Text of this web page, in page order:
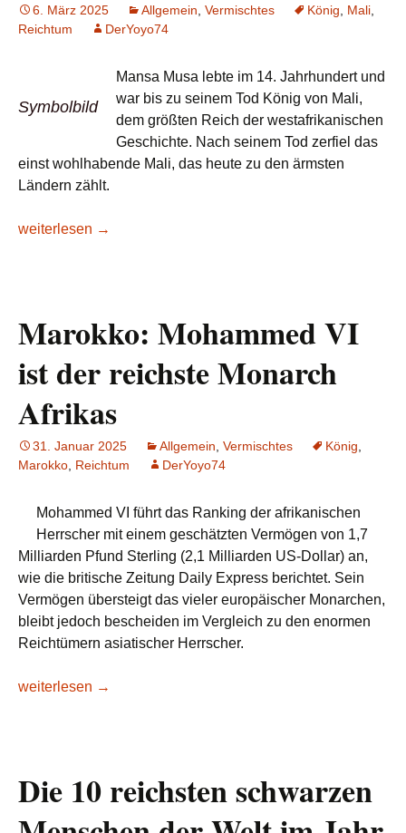
6. März 2025 Allgemein Vermischtes König Mali
Reichtum
DerYoyo74
Symbolbild
Mansa Musa lebte im 14. Jahrhundert und
war bis zu seinem Tod König von Mali,
dem größten Reich der westafrikanischen
Geschichte. Nach seinem Tod zerfiel das
einst wohlhabende Mali, das heute zu den ärmsten
Ländern zählt.
Lesetipp Business Insider: Vergesst Elon Musk – Dieser
weiterlesen →
Marokko: Mohammed VI
ist der reichste Monarch
Afrikas
31. Januar 2025 Allgemein Vermischtes König
Marokko Reichtum DerYoyo74
Mohammed VI führt das Ranking der afrikanischen
Herrscher mit einem geschätzten Vermögen von 1,7
Milliarden Pfund Sterling (2,1 Milliarden US-Dollar) an,
wie die britische Zeitung Daily Express berichtet. Sein
Vermögen übersteigt das vieler europäischer Monarchen,
bleibt jedoch bescheiden im Vergleich zu den enormen
Reichtümern asiatischer Herrscher.
Marokko: Mohammed VI ist der reichste Monarch Afrikas
weiterlesen →
Die 10 reichsten schwarzen